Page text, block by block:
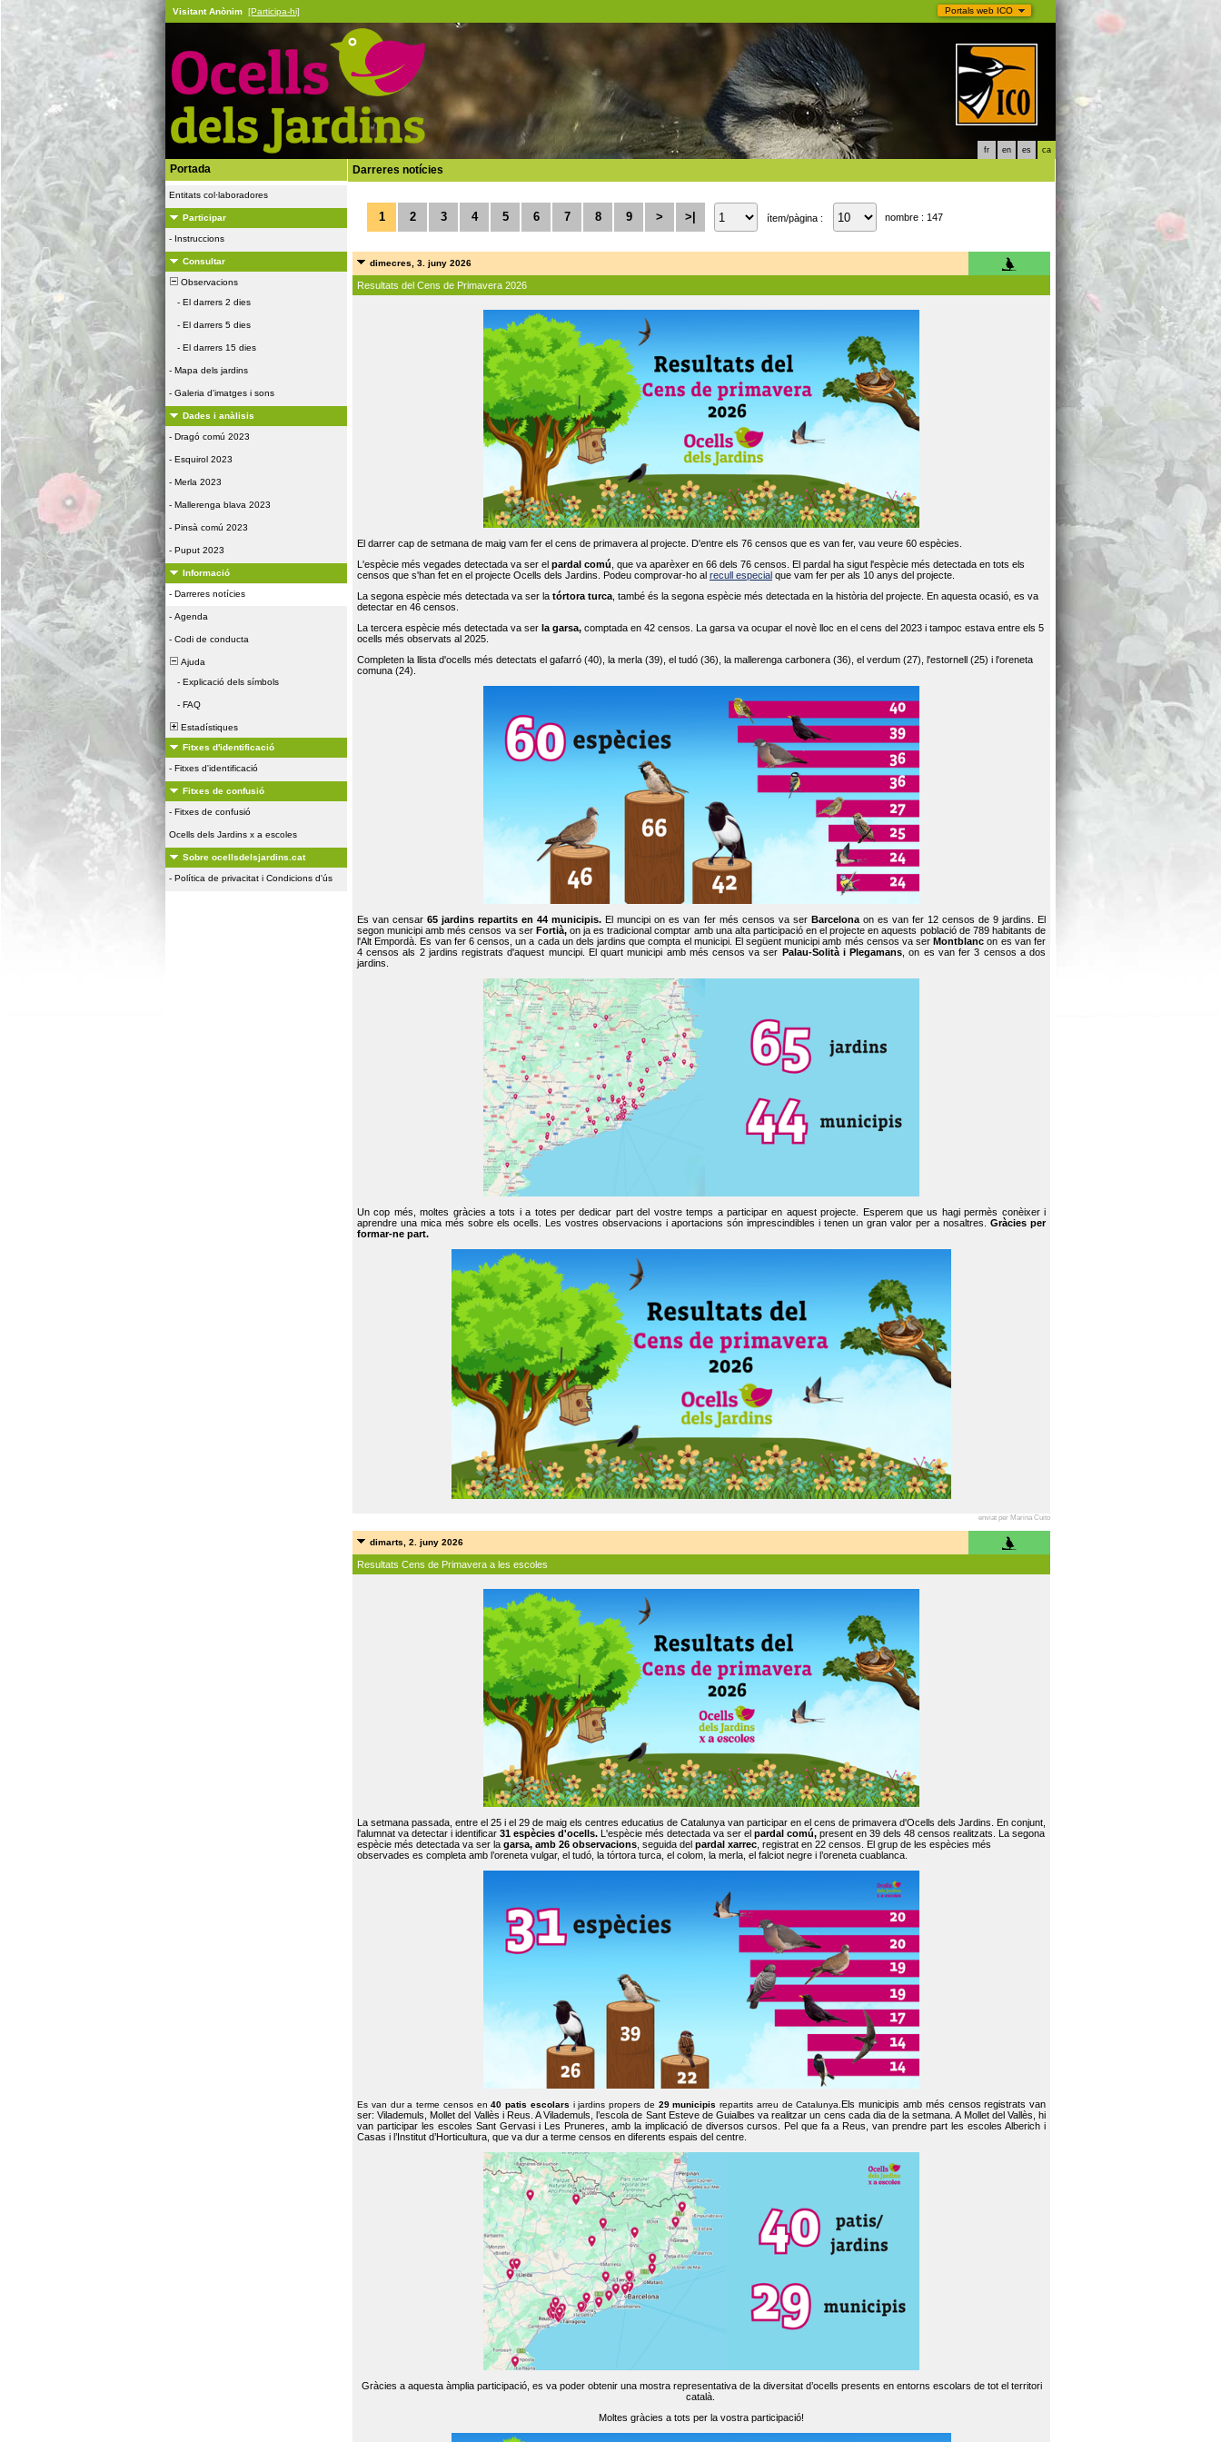
Portals web ICO
Visitant Anònim [Participa-hi]
fr en es ca
Portada
Entitats col·laboradores
Participar
- Instruccions
Consultar
Observacions
- El darrers 2 dies
- El darrers 5 dies
- El darrers 15 dies
- Mapa dels jardins
- Galeria d'imatges i sons
Dades i anàlisis
- Dragó comú 2023
- Esquirol 2023
- Merla 2023
- Mallerenga blava 2023
- Pinsà comú 2023
- Puput 2023
Informació
- Darreres notícies
- Agenda
- Codi de conducta
Ajuda
- Explicació dels símbols
- FAQ
Estadístiques
Fitxes d'identificació
- Fitxes d'identificació
Fitxes de confusió
- Fitxes de confusió
Ocells dels Jardins x a escoles
Sobre ocellsdelsjardins.cat
- Política de privacitat i Condicions d'ús
Darreres notícies
1 2 3 4 5 6 7 8 9 > >| ítem/pàgina : nombre : 147
dimecres, 3. juny 2026
Resultats del Cens de Primavera 2026
El darrer cap de setmana de maig vam fer el cens de primavera al projecte. D'entre els 76 censos que es van fer, vau veure 60 espècies.
L'espècie més vegades detectada va ser el pardal comú , que va aparèxer en 66 dels 76 censos. El pardal ha sigut l'espècie més detectada en tots els
censos que s'han fet en el projecte Ocells dels Jardins. Podeu comprovar-ho al recull especial que vam fer per als 10 anys del projecte.
La segona espècie més detectada va ser la tórtora turca , també és la segona espècie més detectada en la història del projecte. En aquesta ocasió, es va
detectar en 46 censos.
La tercera espècie més detectada va ser la garsa, comptada en 42 censos. La garsa va ocupar el novè lloc en el cens del 2023 i tampoc estava entre els 5
ocells més observats al 2025.
Completen la llista d'ocells més detectats el gafarró (40), la merla (39), el tudó (36), la mallerenga carbonera (36), el verdum (27), l'estornell (25) i l'oreneta
comuna (24).
Es van censar65 jardins repartits en 44 municipis. El muncipi on es van fer més censos va ser Barcelonaon es van fer 12 censos de 9 jardins. El
segon municipi amb més censos va ser Fortià, on ja es tradicional comptar amb una alta participació en el projecte en aquests població de 789 habitants de
l'Alt Empordà. Es van fer 6 censos, un a cada un dels jardins que compta el municipi. El següent municipi amb més censos va serMontblanc on es van fer
4 censos als 2 jardins registrats d'aquest muncipi. El quart municipi amb més censos va ser Palau-Solità i Plegamans , on es van fer 3 censos a dos
jardins.
Un cop més, moltes gràcies a tots i a totes per dedicar part del vostre temps a participar en aquest projecte. Esperem que us hagi permès conèixer i
aprendre una mica més sobre els ocells. Les vostres observacions i aportacions són imprescindibles i tenen un gran valor per a nosaltres. Gràcies per
formar-ne part.
enviat per Marina Cuito
dimarts, 2. juny 2026
Resultats Cens de Primavera a les escoles
La setmana passada, entre el 25 i el 29 de maig els centres educatius de Catalunya van participar en el cens de primavera d'Ocells dels Jardins. En conjunt,
l'alumnat va detectar i identificar 31 espècies d'ocells. L'espècie més detectada va ser el pardal comú, present en 39 dels 48 censos realitzats. La segona
espècie més detectada va ser la garsa, amb 26 observacions , seguida del pardal xarrec , registrat en 22 censos. El grup de les espècies més
observades es completa amb l’oreneta vulgar, el tudó, la tórtora turca, el colom, la merla, el falciot negre i l’oreneta cuablanca.
Es van dur a terme censos en40 patis escolars i jardins propers de 29 municipis repartits arreu de Catalunya. Els municipis amb més censos registrats van
ser: Vilademuls, Mollet del Vallès i Reus. A Vilademuls, l’escola de Sant Esteve de Guialbes va realitzar un cens cada dia de la setmana. A Mollet del Vallès, hi
van participar les escoles Sant Gervasi i Les Pruneres, amb la implicació de diversos cursos. Pel que fa a Reus, van prendre part les escoles Alberich i
Casas i l’Institut d’Horticultura, que va dur a terme censos en diferents espais del centre.
Gràcies a aquesta àmplia participació, es va poder obtenir una mostra representativa de la diversitat d’ocells presents en entorns escolars de tot el territori
català.
Moltes gràcies a tots per la vostra participació!